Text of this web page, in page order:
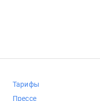
Тарифы
Прессе